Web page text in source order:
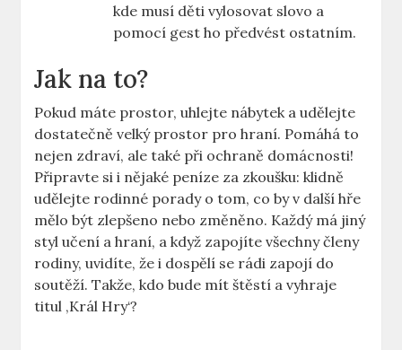
kde musí děti vylosovat slovo a
pomocí gest ho předvést ostatním.
Jak na to?
Pokud máte prostor, uhlejte nábytek a udělejte
dostatečně velký prostor pro hraní. Pomáhá to
nejen zdraví, ale také při ochraně domácnosti!
Připravte si i nějaké peníze za zkoušku: klidně
udělejte rodinné porady o tom, co by v další hře
mělo být zlepšeno nebo změněno. Každý má jiný
styl učení a hraní, a když zapojíte všechny členy
rodiny, uvidíte, že i dospělí se rádi zapojí do
soutěží. Takže, kdo bude mít štěstí a vyhraje
titul ‚Král Hry‘?